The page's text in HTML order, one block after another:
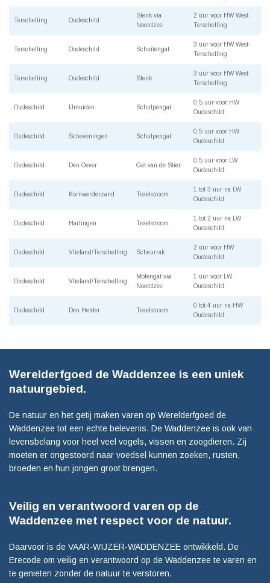
Terschelling Oudeschild
Slenk via
Noordzee
2 uur voor HW West-
Terschelling
Terschelling Oudeschild Schuitengat
3 uur voor HW West-
Terschelling
Terschelling Oudeschild Slenk
3 uur voor HW West-
Terschelling
Oudeschild IJmuiden Schulpengat
0,5 uur voor HW
Oudeschild
Oudeschild Scheveningen Schulpengat
0,5 uur voor HW
Oudeschild
Oudeschild Den Oever Gat van de Stier
0,5 uur voor LW
Oudeschild
Oudeschild Kornwerderzand Texelstroom
1 tot 3 uur na LW
Oudeschild
Oudeschild Harlingen Texelstroom
1 tot 2 uur na LW
Oudeschild
Oudeschild Vlieland/Terschelling Scheurrak
2 uur voor HW
Oudeschild
Oudeschild Vlieland/Terschelling
Molengat via
Noordzee
1 uur voor LW
Oudeschild
Oudeschild Den Helder Texelstroom
0 tot 4 uur na HW
Oudeschild
Werelderfgoed de Waddenzee is een uniek
natuurgebied.
De natuur en het getij maken varen op Werelderfgoed de
Waddenzee tot een echte belevenis. De Waddenzee is ook van
levensbelang voor heel veel vogels, vissen en zoogdieren. Zij
moeten er ongestoord naar voedsel kunnen zoeken, rusten,
broeden en hun jongen groot brengen.
Veilig en verantwoord varen op de
Waddenzee met respect voor de natuur.
Daarvoor is de VAAR-WIJZER-WADDENZEE ontwikkeld. De
Erecode om veilig en verantwoord op de Waddenzee te varen en
te genieten zonder de natuur te verstoren.